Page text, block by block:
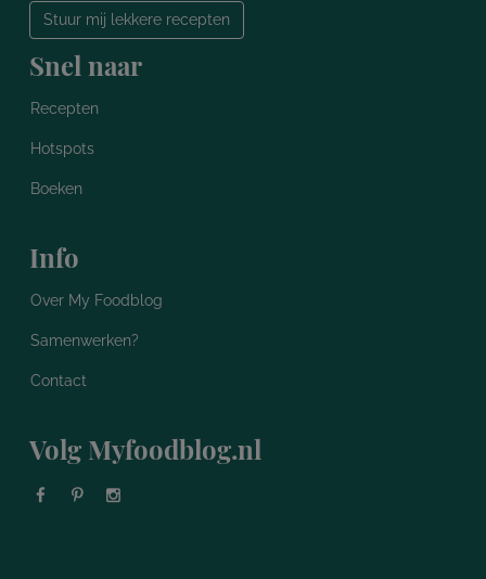
Stuur mij lekkere recepten
Snel naar
Recepten
Hotspots
Boeken
Info
Over My Foodblog
Samenwerken?
Contact
Volg Myfoodblog.nl